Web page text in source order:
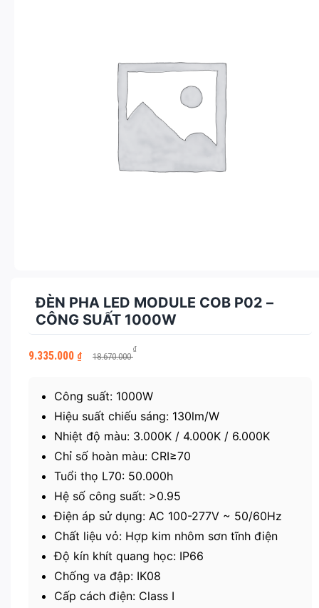
ĐÈN PHA LED MODULE COB P02 –
CÔNG SUẤT 1000W
18.670.000
₫
Giá
gốc
9.335.000 ₫
Giá
hiện
9.335.000 ₫.
Công suất: 1000W
Hiệu suất chiếu sáng: 130lm/W
Nhiệt độ màu: 3.000K / 4.000K / 6.000K
Chỉ số hoàn màu: CRI≥70
Tuổi thọ L70: 50.000h
Hệ số công suất: >0.95
Điện áp sử dụng: AC 100-277V ~ 50/60Hz
Chất liệu vỏ: Hợp kim nhôm sơn tĩnh điện
Độ kín khít quang học: IP66
Chống va đập: IK08
Cấp cách điện: Class I